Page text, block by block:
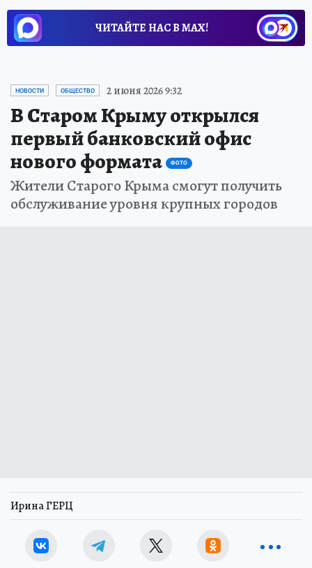
ЧИТАЙТЕ НАС В МАХ!
НОВОСТИ ОБЩЕСТВО 2 июня 2026 9:32
В Старом Крыму открылся
первый банковский офис
нового формата
ФОТО
Жители Старого Крыма смогут получить
обслуживание уровня крупных городов
Ирина ГЕРЦ